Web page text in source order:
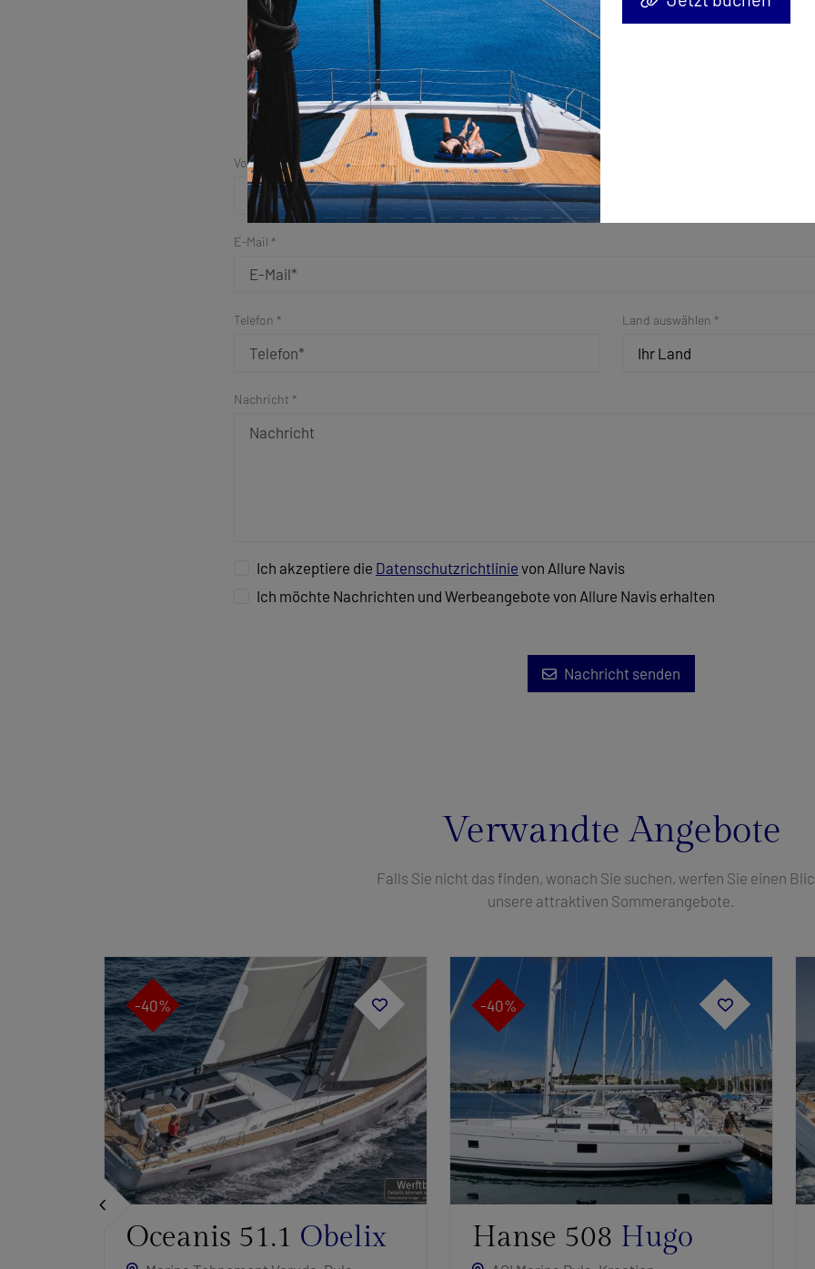
Vorname *
E-Mail *
Telefon * Land auswählen *
Ihr Land
Nachricht *
Ich akzeptiere die Datenschutzrichtlinie von Allure Navis
Ich möchte Nachrichten und Werbeangebote von Allure Navis erhalten
Nachricht senden
Verwandte Angebote
Falls Sie nicht das finden, wonach Sie suchen, werfen Sie einen
unsere attraktiven Sommerangebote.
-40%
Oceanis 51.1 Obelix
-40%
Hanse 508 Hugo